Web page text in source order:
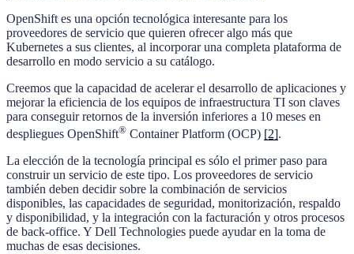
OpenShift es una opción tecnológica interesante para los
proveedores de servicio que quieren ofrecer algo más que
Kubernetes a sus clientes, al incorporar una completa plataforma de
desarrollo en modo servicio a su catálogo.
Creemos que la capacidad de acelerar el desarrollo de aplicaciones y
mejorar la eficiencia de los equipos de infraestructura TI son claves
para conseguir retornos de la inversión inferiores a 10 meses en
despliegues OpenShift® Container Platform (OCP) [2].
La elección de la tecnología principal es sólo el primer paso para
construir un servicio de este tipo. Los proveedores de servicio
también deben decidir sobre la combinación de servicios
disponibles, las capacidades de seguridad, monitorización, respaldo
y disponibilidad, y la integración con la facturación y otros procesos
de back-office. Y Dell Technologies puede ayudar en la toma de
muchas de esas decisiones.